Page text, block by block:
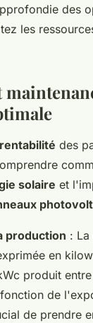
des
les
des
solaire et
production :
en
produit
de
de prendre